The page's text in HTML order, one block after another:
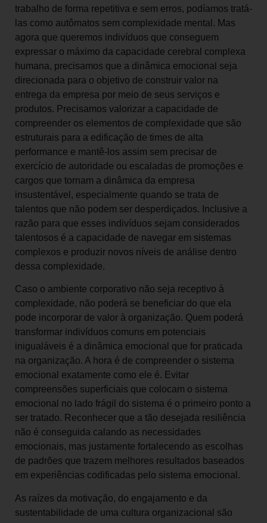
trabalho de forma repetitiva e sem erros, podíamos tratá-
las como autômatos sem complexidade mental. Mas
agora que queremos indivíduos que conseguem
expressar o máximo da capacidade cerebral complexa
humana, precisamos que a dinâmica emocional seja
direcionada para o objetivo de construir valor na
entrega da empresa por meio de seus serviços e
produtos. Precisamos valorizar a capacidade de
compreender os elementos de complexidade que são
estruturais para a edificação de times de alta
performance e mantê-los assim sem precisar de
exercício de autoridade ou escaladas de promoções e
cargos que tornam a dinâmica da empresa
insustentável, especialmente quando se trata de
talentos que não podem ser desperdiçados. Inclusive a
razão para que esses indivíduos sejam considerados
talentosos é a capacidade de navegar em sistemas
complexos e produzir novos níveis de análise dentro
dessa complexidade.
Caso o ambiente corporativo não seja receptivo à
complexidade, não poderá se beneficiar do que ela
pode incorporar de valor à organização. Quem poderá
transformar indivíduos comuns em potenciais
inigualáveis é a dinâmica emocional que for praticada
na organização. A hora é de compreender o sistema
emocional exatamente como ele é. Evitar
compreensões superficiais que colocam o sistema
emocional no lado frágil do sistema é o primeiro ponto a
ser tratado. Reconhecer que a tão desejada resiliência
não é conseguida calando as necessidades
emocionais, mas justamente fortalecendo as escolhas
de padrões que trazem melhores resultados baseados
em experiências codificadas pelo sistema emocional.
As raízes da motivação, do engajamento e da
sustentabilidade de uma cultura organizacional são